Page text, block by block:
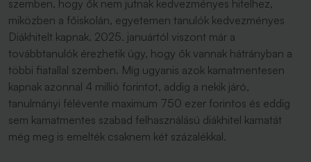
szemben, hogy ők nem jutnak kedvezményes hitelhez,
miközben a főiskolán, egyetemen tanulók kedvezményes
Diákhitelt kapnak. 2025. januártól viszont már a
továbbtanulók érezhetik úgy, hogy ők vannak hátrányban a
többi fiatallal szemben. Míg ugyanis azok kamatmentesen
kapnak azonnal 4 millió forintot, addig a nekik járó,
tanulmányi félévente maximum 750 ezer forintos és eddig
sem kamatmentes szabad felhasználású diákhitel kamatát
még meg is emelték csaknem két százalékkal.